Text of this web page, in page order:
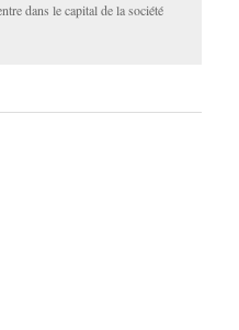
dans le capital de la société